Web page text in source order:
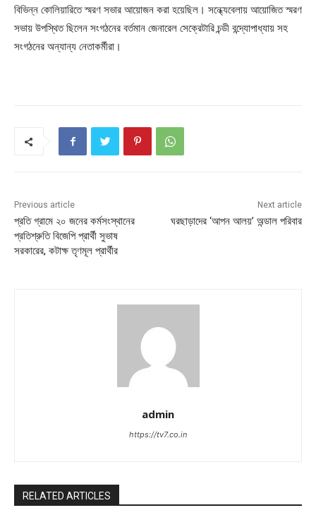
বিভিন্ন কোলিয়ারিতে স্মরণ সভার আয়োজন করা হয়েছিল। সন্ধ্যেবেলায় আয়োজিত স্মরণ
সভায় উপস্থিত ছিলেন সংগঠনের বর্তমান জেনারেল সেক্রেটারি চন্ডী বন্দ্যোপাধ্যায় সহ
সংগঠনের অন্যান্য নেতাকর্মীরা।
Previous article
প্রতি গ্রামে ২০ জনের কর্মসংস্থানের
প্রতিশ্রুতি বিজেপি প্রার্থী সুভাষ
সরকারের, কটাক্ষ তৃণমূল প্রার্থীর
Next article
ঘরছাড়াদের ‘আপন আলয়’ অন্ডাল পরিবার
admin
https://tv7.co.in
RELATED ARTICLES